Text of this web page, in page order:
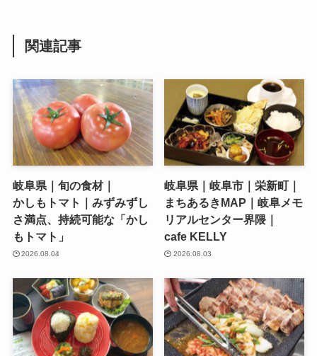
関連記事
岐阜県｜旬の食材｜
かしもトマト｜みずみずし
さ満点、持続可能な「かし
もトマト」
2026.08.04
岐阜県｜岐阜市｜栄新町｜
まちあるきMAP｜岐阜メモ
リアルセンター界隈｜
cafe KELLY
2026.08.03